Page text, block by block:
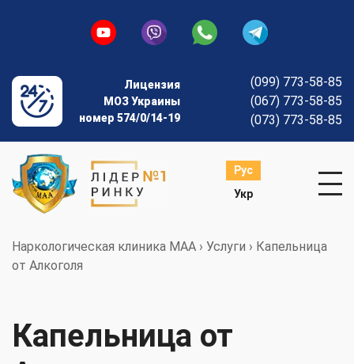
Лицензия
МОЗ Украины
номер 574/0/14-19
(099) 773-58-85
(067) 773-58-85
(073) 773-58-85
Рус
Укр
Наркологическая клиника МАА › Услуги › Капельница
от Алкоголя
Капельница от